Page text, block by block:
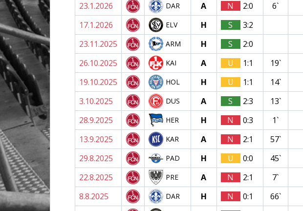
23.1.2026 DAR A N 2:0 6`
17.1.2026 ELV H S
3:2
23.11.2025
ARM H S
2:0
26.10.2025
KAI A U 1:1 19`
19.10.2025 HOL H U 1:1 14`
3.10.2025 DUS A S 2:3 13`
28.9.2025 HER H N 0:3
1`
13.9.2025
KAR A N 2:1 57`
29.8.2025 PAD H U 0:0 45`
22.8.2025 PRE A N 2:1 7`
8.8.2025 DAR H N 0:1 66`